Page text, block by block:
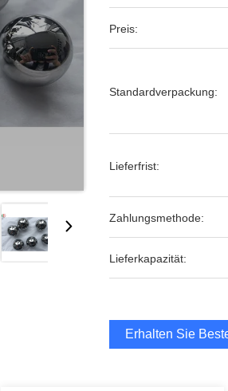
Preis:
Standardverpackung:
Lieferfrist:
Zahlungsmethode:
Lieferkapazität:
Erhalten Sie